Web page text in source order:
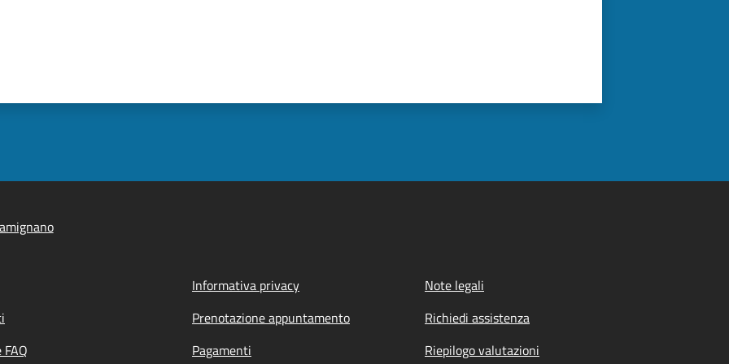
Informativa privacy
Note legali
Prenotazione appuntamento
Richiedi assistenza
Pagamenti Riepilogo valutazioni